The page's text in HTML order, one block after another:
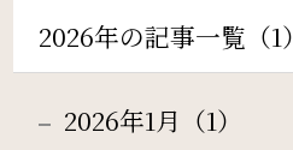
ウエディング
Access
2026年の記事一覧（1）
2026年1月（1）